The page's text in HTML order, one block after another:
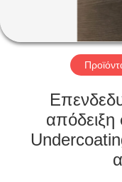
ΓΎΡΟΣ
ΠΟΙΟΤΙΚΌΣ
ΈΛΕΓΧΟΣ